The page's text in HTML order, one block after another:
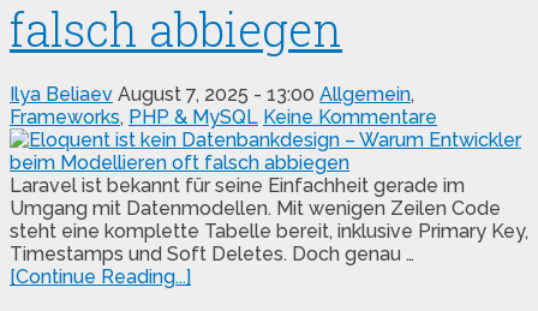
falsch abbiegen
Ilya Beliaev August 7, 2025 - 13:00 Allgemein,
Frameworks, PHP & MySQL Keine Kommentare
Laravel ist bekannt für seine Einfachheit gerade im
Umgang mit Datenmodellen. Mit wenigen Zeilen Code
steht eine komplette Tabelle bereit, inklusive Primary Key,
Timestamps und Soft Deletes. Doch genau …
[Continue Reading...]